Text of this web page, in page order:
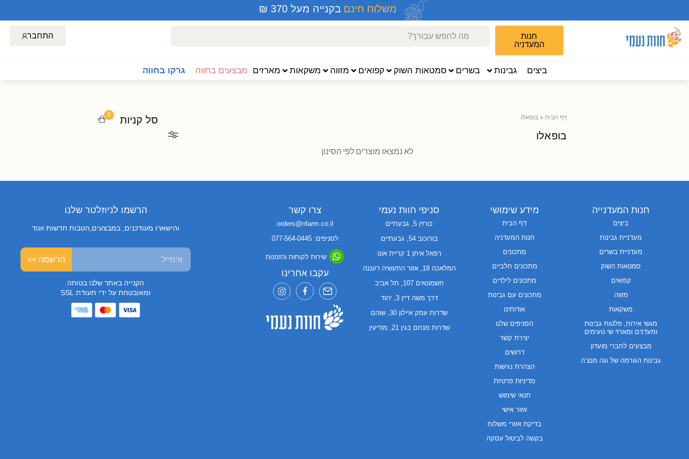
משלוח חינם בקנייה מעל 370 ₪
חנות
המעדניה
התחבר
ביצים גבינות בשרים סמטאות השוק קפואים מזווה משקאות מארזים מבצעים בחווה גרקו בחווה
דף הבית »בופאלו
בופאלו
לא נמצאו מוצרים לפי הסינון
סל קניות 0
חנות המעדנייה
ביצים
מעדניית גבינות
מעדניית בשרים
סמטאות השוק
קפואים
מזווה
משקאות
מגשי אירוח, פלטות גבינות
ומעדנים ומארזי שי טעימים
מבצעים לחברי מועדון
גבינות הגורמה של וגה מנצ’ה
מידע שימושי
דף הבית
חנות המעדניה
מתכונים
מתכונים חלביים
מתכונים לילדים
מתכונים עם גבינות
אודותינו
הסניפים שלנו
יצירת קשר
דרושים
הצהרת נגישות
מדיניות פרטיות
תנאי שימוש
אזור אישי
בדיקת אזורי משלוח
בקשה לביטול עסקה
סניפי חוות נעמי
כורזין 5, גבעתיים
בורוכוב 54, גבעתיים
רפאל איתן 1 קריית אונו
המלאכה 18, אזור התעשיה רעננה
חשמונאים 107, תל אביב
דרך משה דיין 3, יהוד
שדרות עמק איילון 30, שוהם
שדרות מנחם בגין 21, מודיעין
צרו קשר
orders@nfarm.co.il
לסניפים: 077-564-0445
שירות לקוחות והזמנות
עקבו אחרינו
הרשמו לניוזלטר שלנו
והישארו מעודכנים, במבצעים,הטבות חדשות ועוד
הרשמה >>
הקנייה באתר שלנו בטוחה
ומאובטחת על ידי תעודת SSL